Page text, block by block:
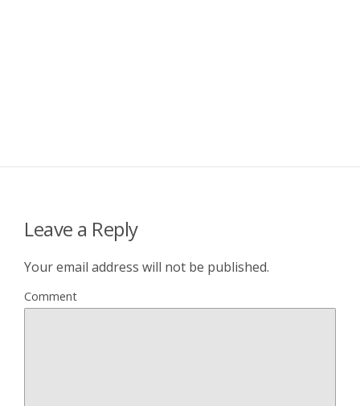
Leave a Reply
Your email address will not be published.
Comment